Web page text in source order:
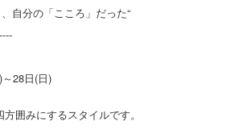
自分の「こころ」だった“
28日(日)
囲みにするスタイルです。